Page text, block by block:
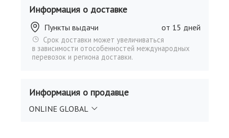
Информация о доставке
Пункты выдачи от 15 дней
Срок доставки может увеличиваться
в зависимости отособенностей международных
перевозок и региона доставки.
Информация о продавце
ONLINE GLOBAL